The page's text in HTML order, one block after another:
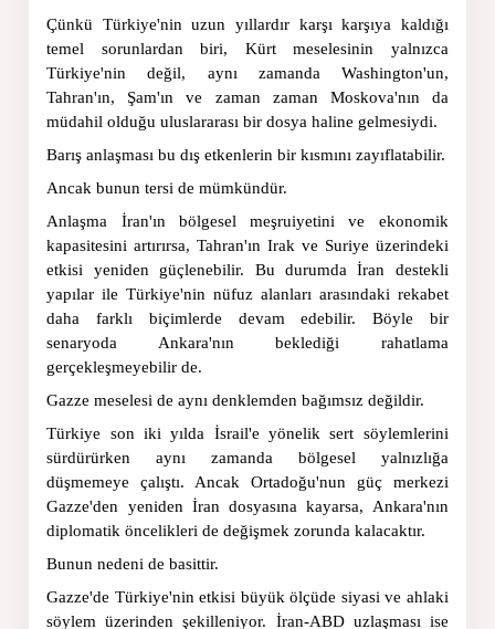
Çünkü Türkiye'nin uzun yıllardır karşı karşıya kaldığı
temel sorunlardan biri, Kürt meselesinin yalnızca
Türkiye'nin değil, aynı zamanda Washington'un,
Tahran'ın, Şam'ın ve zaman zaman Moskova'nın da
müdahil olduğu uluslararası bir dosya haline gelmesiydi.
Barış anlaşması bu dış etkenlerin bir kısmını zayıflatabilir.
Ancak bunun tersi de mümkündür.
Anlaşma İran'ın bölgesel meşruiyetini ve ekonomik
kapasitesini artırırsa, Tahran'ın Irak ve Suriye üzerindeki
etkisi yeniden güçlenebilir. Bu durumda İran destekli
yapılar ile Türkiye'nin nüfuz alanları arasındaki rekabet
daha farklı biçimlerde devam edebilir. Böyle bir
senaryoda Ankara'nın beklediği rahatlama
gerçekleşmeyebilir de.
Gazze meselesi de aynı denklemden bağımsız değildir.
Türkiye son iki yılda İsrail'e yönelik sert söylemlerini
sürdürürken aynı zamanda bölgesel yalnızlığa
düşmemeye çalıştı. Ancak Ortadoğu'nun güç merkezi
Gazze'den yeniden İran dosyasına kayarsa, Ankara'nın
diplomatik öncelikleri de değişmek zorunda kalacaktır.
Bunun nedeni de basittir.
Gazze'de Türkiye'nin etkisi büyük ölçüde siyasi ve ahlaki
söylem üzerinden şekilleniyor. İran-ABD uzlaşması ise